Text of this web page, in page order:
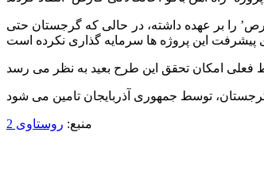
قارص’ را بر عهده داشته، در حالی که گرجستان حتی
منبع: روستاوی 2